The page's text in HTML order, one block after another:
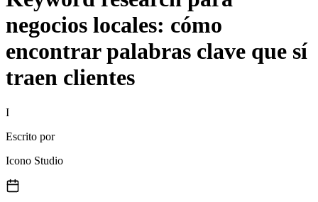
negocios locales: cómo
encontrar palabras clave que sí
traen clientes
I
Escrito por
Icono Studio